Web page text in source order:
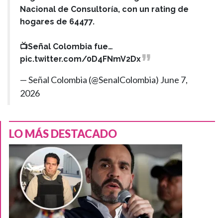
Nacional de Consultoría, con un rating de
hogares de 64477.
📺Señal Colombia fue…
pic.twitter.com/0D4FNmV2Dx
— Señal Colombia (@SenalColombia) June 7,
2026
LO MÁS DESTACADO